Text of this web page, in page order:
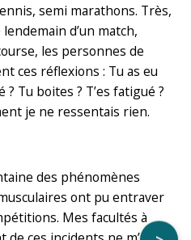
semi marathons. Très,
d’un match,
les personnes de
ces réflexions : Tu as eu
Tu boites ? T’es fatigué ?
je ne ressentais rien.
des phénomènes
ont pu entraver
Mes facultés à